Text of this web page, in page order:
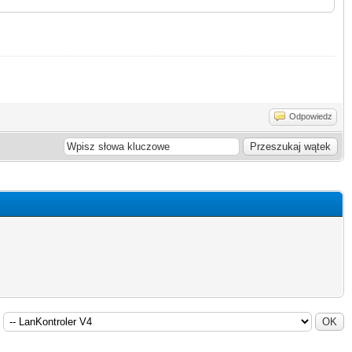
Odpowiedz